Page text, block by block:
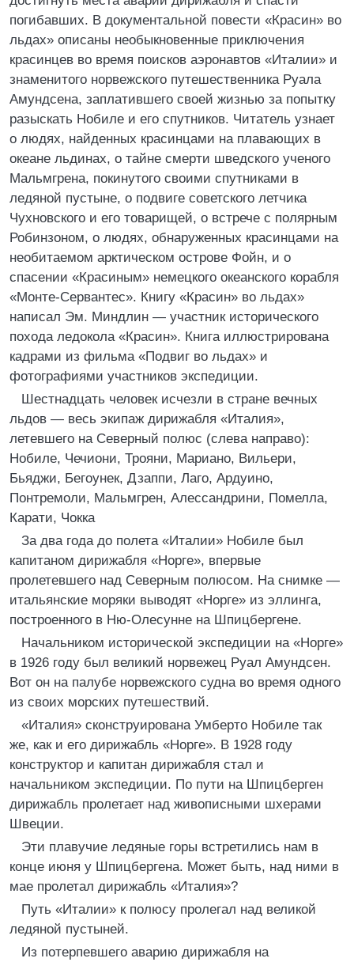
погибавших. В документальной повести «Красин» во
льдах» описаны необыкновенные приключения
красинцев во время поисков аэронавтов «Италии» и
знаменитого норвежского путешественника Руала
Амундсена, заплатившего своей жизнью за попытку
разыскать Нобиле и его спутников. Читатель узнает
о людях, найденных красинцами на плавающих в
океане льдинах, о тайне смерти шведского ученого
Мальмгрена, покинутого своими спутниками в
ледяной пустыне, о подвиге советского летчика
Чухновского и его товарищей, о встрече с полярным
Робинзоном, о людях, обнаруженных красинцами на
необитаемом арктическом острове Фойн, и о
спасении «Красиным» немецкого океанского корабля
«Монте-Сервантес». Книгу «Красин» во льдах»
написал Эм. Миндлин — участник исторического
похода ледокола «Красин». Книга иллюстрирована
кадрами из фильма «Подвиг во льдах» и
фотографиями участников экспедиции.
Шестнадцать человек исчезли в стране вечных
льдов — весь экипаж дирижабля «Италия»,
летевшего на Северный полюс (слева направо):
Нобиле, Чечиони, Трояни, Мариано, Вильери,
Бьяджи, Бегоунек, Дзаппи, Лаго, Ардуино,
Понтремоли, Мальмгрен, Алессандрини, Помелла,
Карати, Чокка
За два года до полета «Италии» Нобиле был
капитаном дирижабля «Норге», впервые
пролетевшего над Северным полюсом. На снимке —
итальянские моряки выводят «Норге» из эллинга,
построенного в Ню-Олесунне на Шпицбергене.
Начальником исторической экспедиции на «Норге»
в 1926 году был великий норвежец Руал Амундсен.
Вот он на палубе норвежского судна во время одного
из своих морских путешествий.
«Италия» сконструирована Умберто Нобиле так
же, как и его дирижабль «Норге». В 1928 году
конструктор и капитан дирижабля стал и
начальником экспедиции. По пути на Шпицберген
дирижабль пролетает над живописными шхерами
Швеции.
Эти плавучие ледяные горы встретились нам в
конце июня у Шпицбергена. Может быть, над ними в
мае пролетал дирижабль «Италия»?
Путь «Италии» к полюсу пролегал над великой
ледяной пустыней.
Из потерпевшего аварию дирижабля на